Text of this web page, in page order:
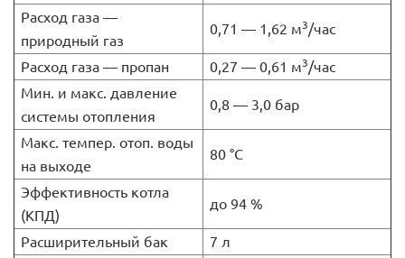
Расход газа —
природный газ
0,71 — 1,62 м3/час
Расход газа — пропан 0,27 — 0,61 м3/час
Мин. и макс. давление
системы отопления
0,8 — 3,0 бар
Макс. темпер. отоп. воды
на выходе
80 °C
Эффективность котла
(КПД)
до 94 %
Расширительный бак
7 л